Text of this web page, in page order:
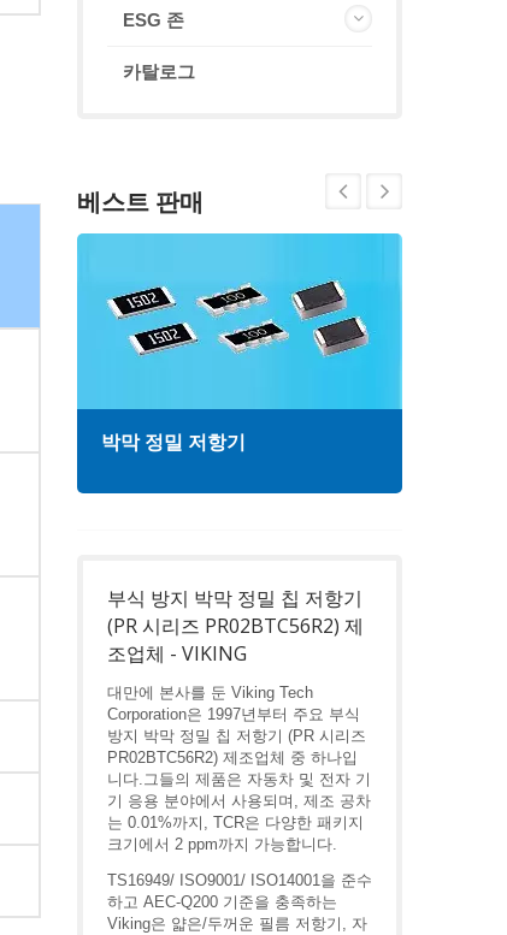
ESG 존
카탈로그
베스트 판매
박막 정밀 저항기
부식 방지 박막 정밀 칩 저항기
(PR 시리즈 PR02BTC56R2) 제
조업체 - VIKING
대만에 본사를 둔 Viking Tech
Corporation은 1997년부터 주요 부식
방지 박막 정밀 칩 저항기 (PR 시리즈
PR02BTC56R2) 제조업체 중 하나입
니다.그들의 제품은 자동차 및 전자 기
기 응용 분야에서 사용되며, 제조 공차
는 0.01%까지, TCR은 다양한 패키지
크기에서 2 ppm까지 가능합니다.
TS16949/ ISO9001/ ISO14001을 준수
하고 AEC-Q200 기준을 충족하는
Viking은 얇은/두꺼운 필름 저항기, 자